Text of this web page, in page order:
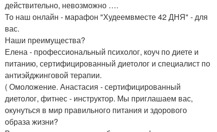
действительно, невозможно ….
То наш онлайн - марафон "Худеемвместе 42 ДНЯ" - для
вас.
Наши преимущества?
Елена - профессиональный психолог, коуч по диете и
питанию, сертифицированный диетолог и специалист по
антиэйджинговой терапии.
( Омоложение. Анастасия - сертифицированный
диетолог, фитнес - инструктор. Мы приглашаем вас,
окунуться в мир правильного питания и здорового
образа жизни?